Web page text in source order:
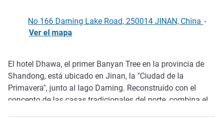
No 166 Daming Lake Road, 250014 JINAN, China -
Ver el mapa
Descripción
El hotel Dhawa, el primer Banyan Tree en la provincia de
Shandong, está ubicado en Jinan, la "Ciudad de la
Primavera", junto al lago Daming. Reconstruido con el
concepto de las casas tradicionales del norte, combina el